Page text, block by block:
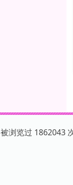
被浏览过 1862043